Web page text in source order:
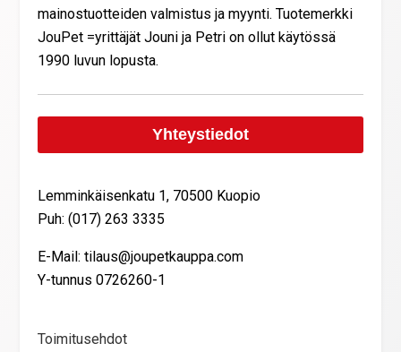
mainostuotteiden valmistus ja myynti. Tuotemerkki
JouPet =yrittäjät Jouni ja Petri on ollut käytössä
1990 luvun lopusta.
Yhteystiedot
Lemminkäisenkatu 1, 70500 Kuopio
Puh: (017) 263 3335
E-Mail: tilaus@joupetkauppa.com
Y-tunnus 0726260-1
Toimitusehdot